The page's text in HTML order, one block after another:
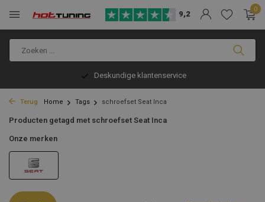
9,2
0
Deskundige klantenservice
Terug Home Tags schroefset Seat Inca
Producten getagd met schroefset Seat Inca
Onze merken